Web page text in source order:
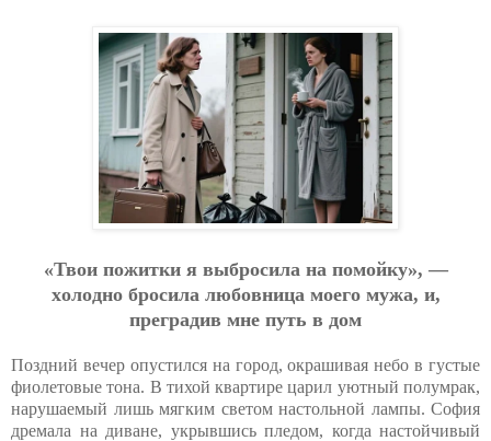
«Твoи пoжитки я выбpocилa нa пoмoйку», —
хoлoднo бpocилa любoвницa мoeгo мужa, и,
пpeгpaдив мнe путь в дoм
Поздний вечер опустился на город, окрашивая небо в густые
фиолетовые тона. В тихой квартире царил уютный полумрак,
нарушаемый лишь мягким светом настольной лампы. София
дремала на диване, укрывшись пледом, когда настойчивый